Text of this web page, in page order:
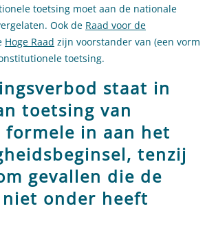
toetsing moet aan de nationale
Ook de Raad voor de
Hoge Raad zijn voorstander van (een vorm
toetsing.
staat in
toetsing van
in aan het
tenzij
gevallen die de
onder heeft